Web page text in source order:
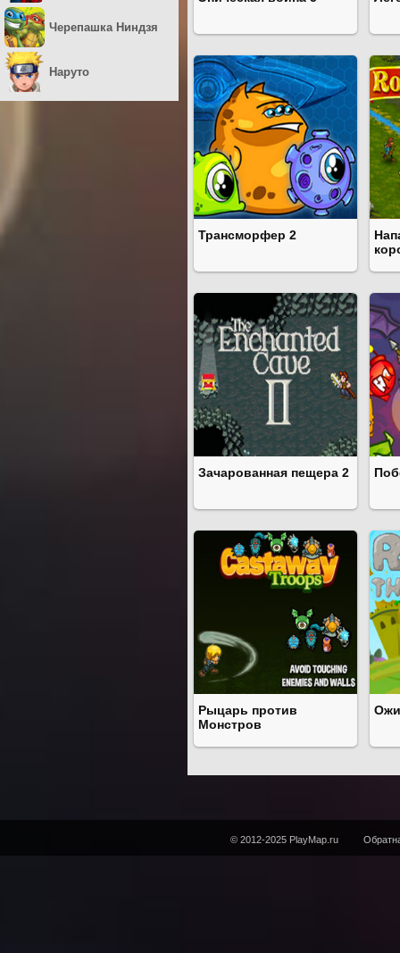
Трансморфер 2
Зачарованная пещера 2
Рыцарь против
Монстров
Черепашка Ниндзя
Наруто
© 2012-2025 PlayMap.ru